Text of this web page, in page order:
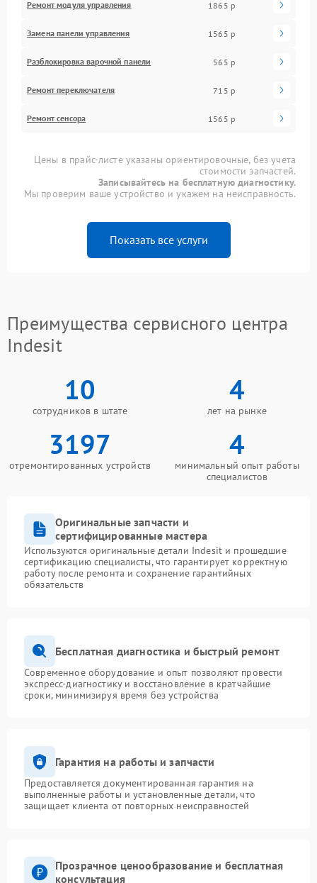
Ремонт модуля управления 1865 р
Замена панели управления 1565 р
Разблокировка варочной панели 565 р
Ремонт переключателя 715 р
Ремонт сенсора 1565 р
Цены в прайс-листе указаны ориентировочные, без учета
стоимости запчастей.
Записывайтесь на бесплатную диагностику.
Мы проверим ваше устройство и укажем на неисправность.
Показать все услуги
Преимущества сервисного центра
Indesit
10
сотрудников в штате
4
лет на рынке
3197
отремонтированных устройств
4
минимальный опыт работы
специалистов
Оригинальные запчасти и
сертифицированные мастера
Используются оригинальные детали Indesit и прошедшие
сертификацию специалисты, что гарантирует корректную
работу после ремонта и сохранение гарантийных
обязательств
Бесплатная диагностика и быстрый ремонт
Современное оборудование и опыт позволяют провести
экспресс-диагностику и восстановление в кратчайшие
сроки, минимизируя время без устройства
Гарантия на работы и запчасти
Предоставляется документированная гарантия на
выполненные работы и установленные детали, что
защищает клиента от повторных неисправностей
Прозрачное ценообразование и бесплатная
консультация